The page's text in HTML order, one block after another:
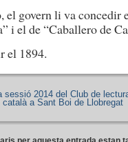
el govern li va concedir
i el de “Caballero de
el 1894.
sessió 2014 del Club de
a Sant Boi de Llobregat